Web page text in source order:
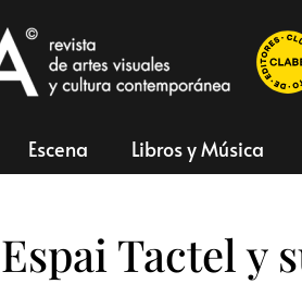
Escena Libros y Música
Espai Tactel y